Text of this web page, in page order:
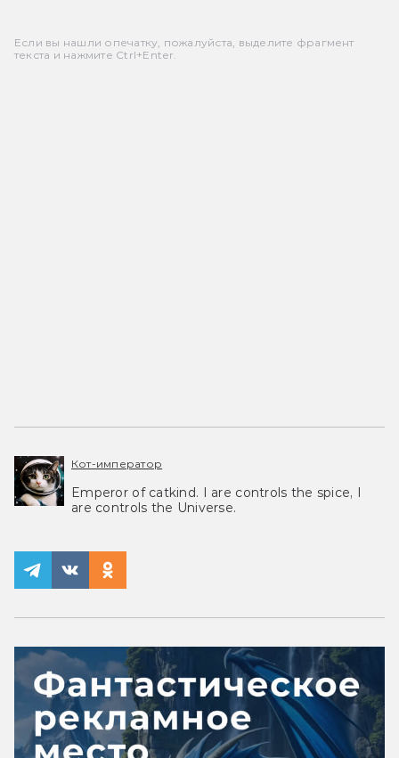
Если вы нашли опечатку, пожалуйста, выделите фрагмент
текста и нажмите Ctrl+Enter.
Кот-император
Emperor of catkind. I are controls the spice, I
are controls the Universe.